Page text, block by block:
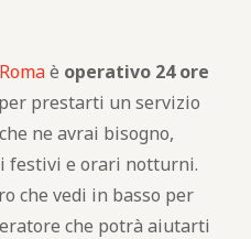
è operativo 24 ore
prestarti un servizio
ne avrai bisogno,
festivi e orari notturni.
che vedi in basso per
che potrà aiutarti